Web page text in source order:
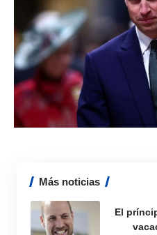
Más noticias
El